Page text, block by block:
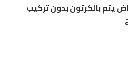
يتم بالكرتون بدون تركيب